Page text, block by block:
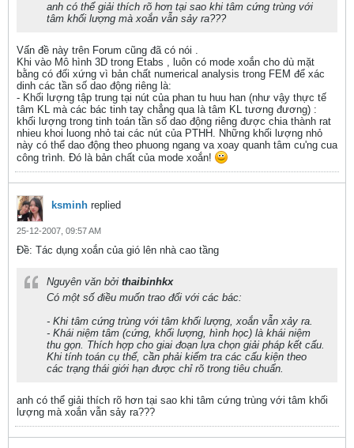
anh có thể giải thích rõ hơn tại sao khi tâm cứng trùng với
tâm khối lượng mà xoắn vẫn sảy ra???
Vấn đề này trên Forum cũng đã có nói .
Khi vào Mô hình 3D trong Etabs , luôn có mode xoắn cho dù mặt
bằng có đối xứng vì bản chất numerical analysis trong FEM để xác
dinh các tần số dao động riêng là:
- Khối lượng tập trung tại nút của phan tu huu han (như vậy thực tế
tâm KL mà các bác tinh tay chẳng qua là tâm KL tương đương) :
khối lượng trong tinh toán tần số dao động riêng được chia thành rat
nhieu khoi luong nhỏ tai các nút của PTHH. Những khối lượng nhỏ
này có thể dao động theo phuong ngang va xoay quanh tâm cu'ng cua
công trình. Đó là bản chất của mode xoắn!
ksminh replied
25-12-2007, 09:57 AM
Ðề: Tác dụng xoắn của gió lên nhà cao tầng
Nguyên văn bởi thaibinhkx
Có một số điều muốn trao đổi với các bác:
- Khi tâm cứng trùng với tâm khối lượng, xoắn vẫn xảy ra.
- Khái niệm tâm (cứng, khối lượng, hình học) là khái niệm
thu gọn. Thích hợp cho giai đoạn lựa chọn giải pháp kết cấu.
Khi tính toán cụ thể, cần phải kiểm tra các cấu kiện theo
các trạng thái giới hạn được chỉ rõ trong tiêu chuẩn.
anh có thể giải thích rõ hơn tại sao khi tâm cứng trùng với tâm khối
lượng mà xoắn vẫn sảy ra???